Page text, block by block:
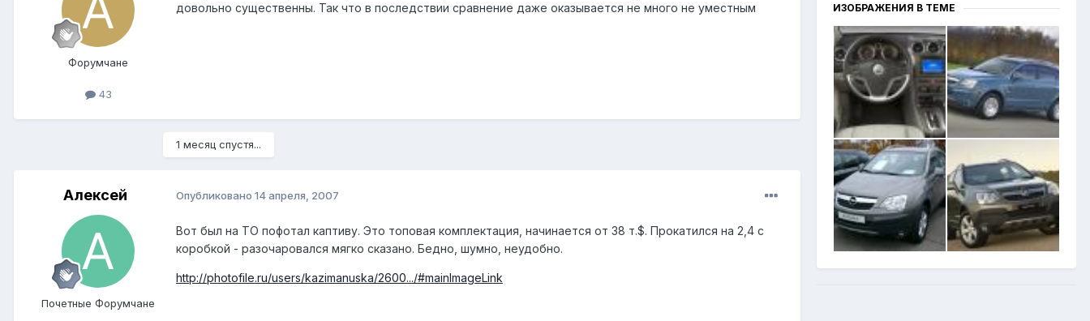
Форумчане
43
довольно существенны. Так что в последствии сравнение даже оказывается не много не уместным
1 месяц спустя...
Алексей
Почетные Форумчане
Опубликовано 14 апреля, 2007
Вот был на ТО пофотал каптиву. Это топовая комплектация, начинается от 38 т.$. Прокатился на 2,4 с
коробкой - разочаровался мягко сказано. Бедно, шумно, неудобно.
http://photofile.ru/users/kazimanuska/2600.../#mainImageLink
ИЗОБРАЖЕНИЯ В ТЕМЕ